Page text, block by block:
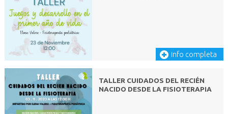
info completa
TALLER CUIDADOS DEL RECIÉN
NACIDO DESDE LA FISIOTERAPIA